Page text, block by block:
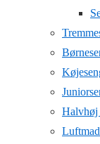
Halvhøj